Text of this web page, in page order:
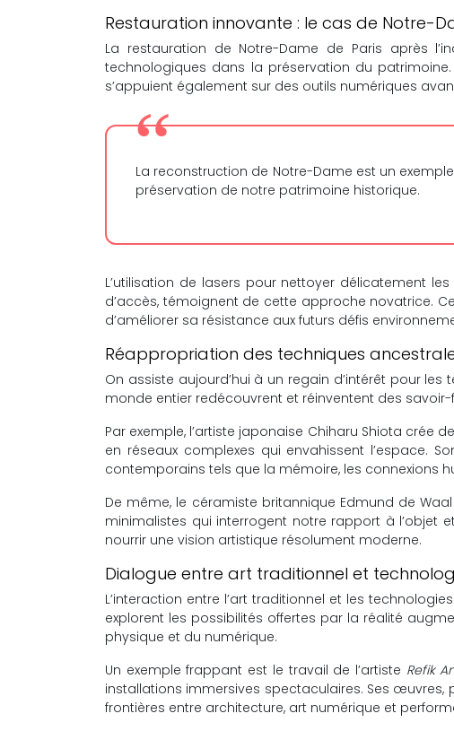
Restauration innovante : le cas de Notre-
La restauration de Notre-Dame de Paris après
technologiques dans la préservation du
s’appuient également sur des outils numériques
La reconstruction de Notre-Dame est un
préservation de notre patrimoine historique.
L’utilisation de lasers pour nettoyer délicatement
d’accès, témoignent de cette approche novatrice.
d’améliorer sa résistance aux futurs défis
Réappropriation des techniques
On assiste aujourd’hui à un regain d’intérêt pour
monde entier redécouvrent et réinventent des
Par exemple, l’artiste japonaise Chiharu Shiota
en réseaux complexes qui envahissent l’espace.
contemporains tels que la mémoire, les connexions
De même, le céramiste britannique Edmund de
minimalistes qui interrogent notre rapport à l’objet
nourrir une vision artistique résolument moderne.
Dialogue entre art traditionnel et
L’interaction entre l’art traditionnel et les
explorent les possibilités offertes par la réalité
physique et du numérique.
Un exemple frappant est le travail de l’artiste Refik
installations immersives spectaculaires. Ses
frontières entre architecture, art numérique et